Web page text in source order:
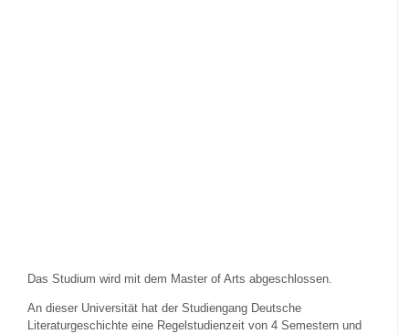
Das Studium wird mit dem Master of Arts abgeschlossen.
An dieser Universität hat der Studiengang Deutsche
Literaturgeschichte eine Regelstudienzeit von 4 Semestern und